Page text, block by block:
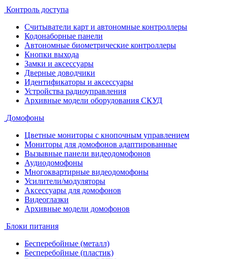
Контроль доступа
Считыватели карт и автономные контроллеры
Кодонаборные панели
Автономные биометрические контроллеры
Кнопки выхода
Замки и аксессуары
Дверные доводчики
Идентификаторы и аксессуары
Устройства радиоуправления
Архивные модели оборудования СКУД
Домофоны
Цветные мониторы с кнопочным управлением
Мониторы для домофонов адаптированные
Вызывные панели видеодомофонов
Аудиодомофоны
Многоквартирные видеодомофоны
Усилители/модуляторы
Аксессуары для домофонов
Видеоглазки
Архивные модели домофонов
Блоки питания
Бесперебойные (металл)
Бесперебойные (пластик)